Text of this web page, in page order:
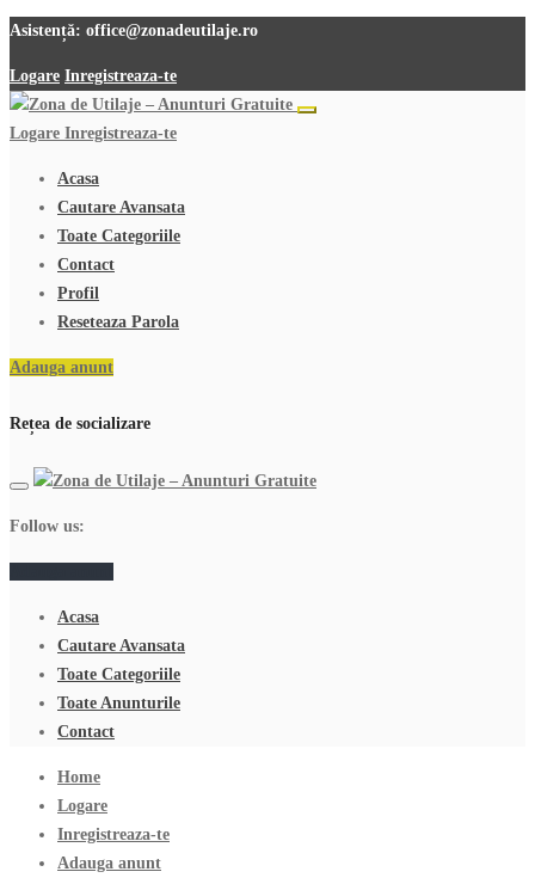
Asistență: office@zonadeutilaje.ro
Logare Inregistreaza-te
Logare Inregistreaza-te
Acasa
Cautare Avansata
Toate Categoriile
Contact
Profil
Reseteaza Parola
Adauga anunt
Rețea de socializare
Follow us:
Acasa
Cautare Avansata
Toate Categoriile
Toate Anunturile
Contact
Home
Logare
Inregistreaza-te
Adauga anunt